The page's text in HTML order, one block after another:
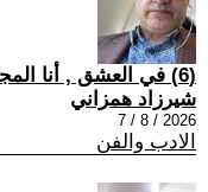
(6) في العشق , أنا المجنون وهي ذاتها ليلى
شيرزاد همزاني
2026 / 8 / 7
الادب والفن